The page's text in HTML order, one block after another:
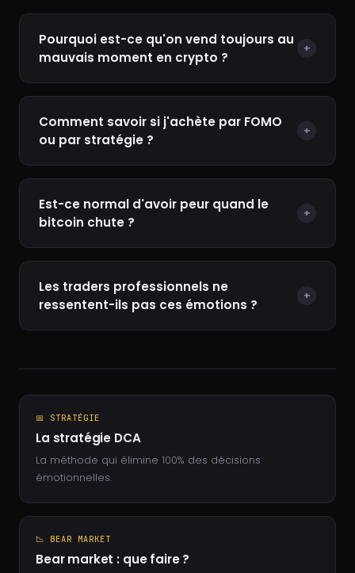
Pourquoi est-ce qu'on vend toujours au
mauvais moment en crypto ?
+
Comment savoir si j'achète par FOMO
ou par stratégie ?
+
Est-ce normal d'avoir peur quand le
bitcoin chute ?
+
Les traders professionnels ne
ressentent-ils pas ces émotions ?
+
📅 STRATÉGIE
La stratégie DCA
La méthode qui élimine 100% des décisions
émotionnelles.
📉 BEAR MARKET
Bear market : que faire ?